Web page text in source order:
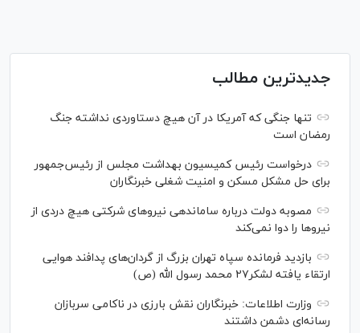
جدیدترین مطالب
تنها جنگی که آمریکا در آن هیچ دستاوردی نداشته جنگ
رمضان است
درخواست رئیس کمیسیون بهداشت مجلس از رئیس‌جمهور
برای حل مشکل مسکن و امنیت شغلی خبرنگاران
مصوبه دولت درباره ساماندهی نیرو‌های شرکتی هیچ دردی از
نیرو‌ها را دوا نمی‌کند
بازدید فرمانده سپاه تهران بزرگ از گردان‌های پدافند هوایی
ارتقاء یافته لشکر۲۷ محمد رسول الله (ص)
وزارت اطلاعات: خبرنگاران نقش بارزی در ناکامی سربازان
رسانه‌ای دشمن داشتند